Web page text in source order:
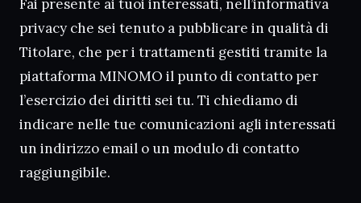
Fai presente ai tuoi interessati, nell’informativa
privacy che sei tenuto a pubblicare in qualità di
Titolare, che per i trattamenti gestiti tramite la
piattaforma MINOMO il punto di contatto per
l’esercizio dei diritti sei tu. Ti chiediamo di
indicare nelle tue comunicazioni agli interessati
un indirizzo email o un modulo di contatto
raggiungibile.